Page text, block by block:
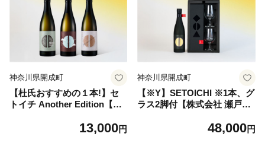
神奈川県開成町
【杜氏おすすめの１本!】セ
トイチ Another Edition【株
酒 日本酒 酒 純米吟醸 特別純
13,000円
神奈川県開成町
【※Y】SETOICHI ※1本、グ
ラス2脚付【株式会社 瀬戸酒
醸酒 ギフト プレゼント 記念
48,000円